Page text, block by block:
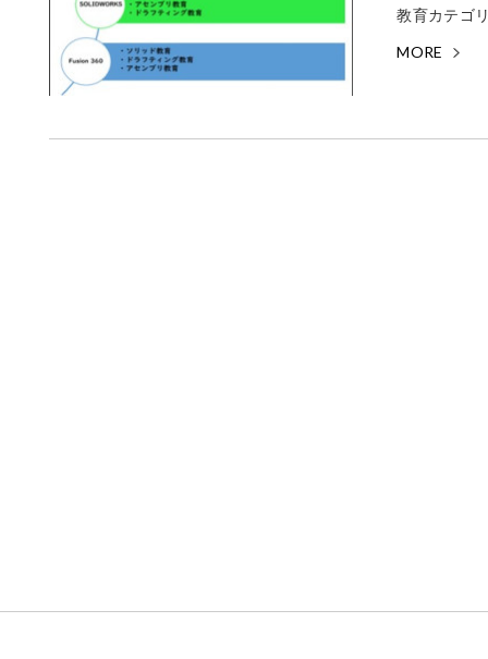
教育カテゴ
MORE